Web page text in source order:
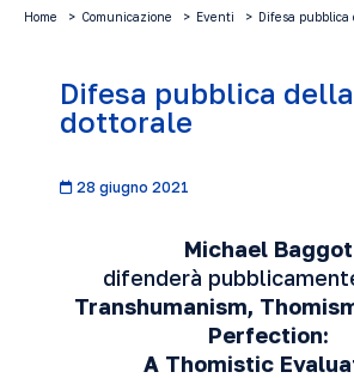
Home Comunicazione Eventi Difesa pubblica
Difesa pubblica
dottorale
28 giugno 2021
Michael Baggot
difenderà
Transhumanism,
Perfection:
A Thomistic